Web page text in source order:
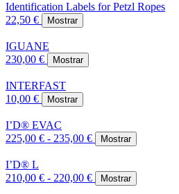
Identification Labels for Petzl Ropes
22,50 €
Mostrar
IGUANE
230,00 €
Mostrar
INTERFAST
10,00 €
Mostrar
I’D® EVAC
225,00 € - 235,00 €
Mostrar
I’D® L
210,00 € - 220,00 €
Mostrar